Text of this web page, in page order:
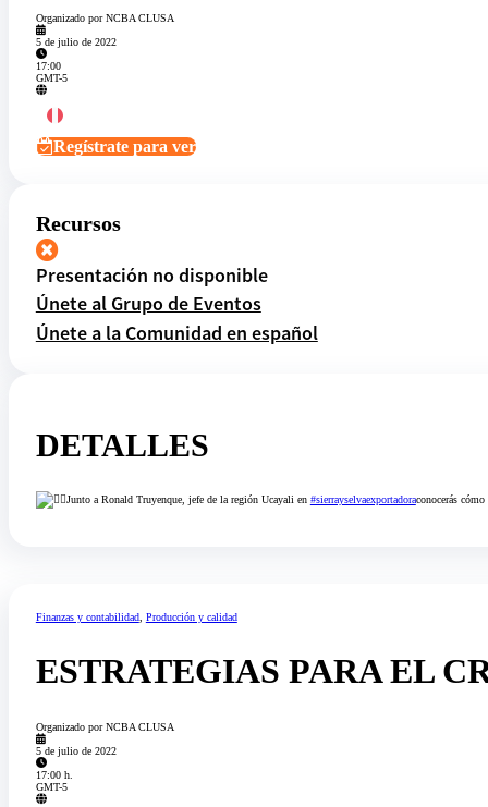
Organizado por NCBA CLUSA
5 de julio de 2022
17:00
GMT-5
Regístrate para ver
Recursos
Presentación no disponible
Únete al Grupo de Eventos
Únete a la Comunidad en español
DETALLES
Junto a Ronald Truyenque, jefe de la región Ucayali en #sierrayselvaexportadoraconocerás
Finanzas y contabilidad, Producción y calidad
ESTRATEGIAS PARA EL
Organizado por NCBA CLUSA
5 de julio de 2022
17:00 h.
GMT-5